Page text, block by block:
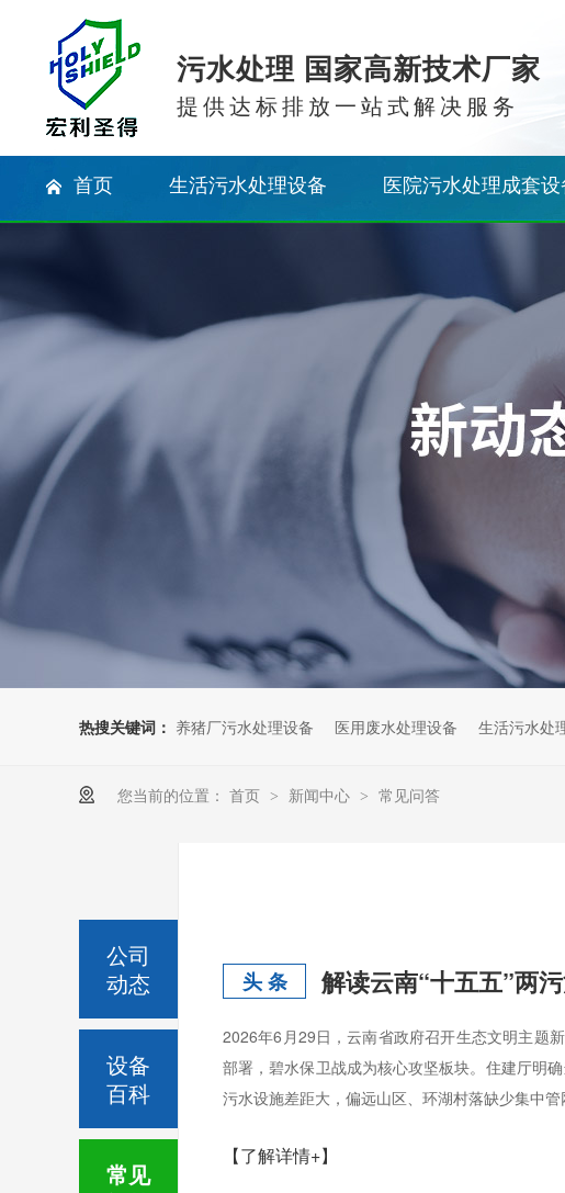
污水处理 国家高新技术厂家
提供达标排放一站式解决服务
首页 生活污水处理设备 医院污水处理成套设
热搜关键词： 养猪厂污水处理设备 医用废水处理设备 生活污水处
您当前的位置： 首页 > 新闻中心 > 常见问答
头 条
2026年6月29日，云南省政府召开生态文明主题
部署，碧水保卫战成为核心攻坚板块。住建厅明
污水设施差距大，偏远山区、环湖村落缺少集中
【了解详情+】
公司
动态
设备
百科
常见